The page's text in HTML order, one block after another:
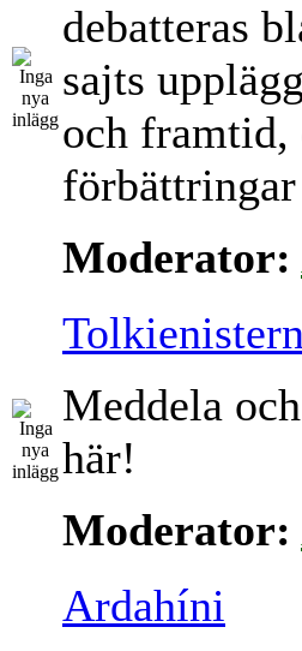
debatteras
sajts
och framtid,
Moderator:
Meddela
här!
Moderator:
Ardahíni